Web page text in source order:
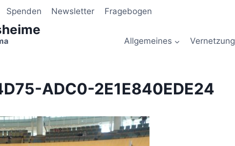
Spenden Newsletter Fragebogen
Allgemeines Vernetzung
ADC0-2E1E840EDE24